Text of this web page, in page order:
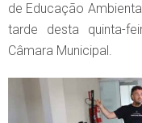
de Educação
tarde desta quinta-
Câmara Municipal.